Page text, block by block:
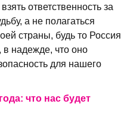
ответственность за
а не полагаться
страны, будь то Россия
надежде, что оно
для нашего
что нас будет